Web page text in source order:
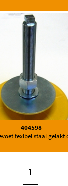
404598
fexibel staal gelakt
1